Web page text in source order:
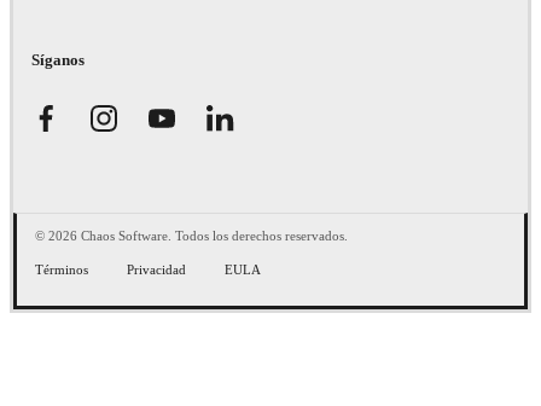
Síganos
© 2026 Chaos Software. Todos los derechos reservados.
Términos Privacidad EULA